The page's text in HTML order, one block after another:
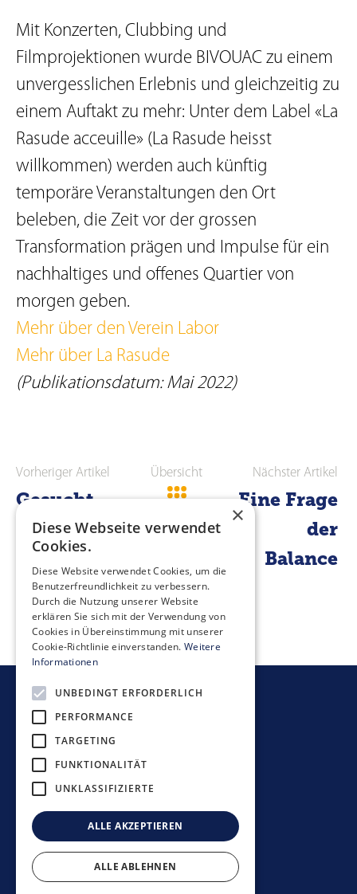
Mit Konzerten, Clubbing und
Filmprojektionen wurde BIVOUAC zu einem
unvergesslichen Erlebnis und gleichzeitig zu
einem Auftakt zu mehr: Unter dem Label «La
Rasude acceuille» (La Rasude heisst
willkommen) werden auch künftig
temporäre Veranstaltungen den Ort
beleben, die Zeit vor der grossen
Transformation prägen und Impulse für ein
nachhaltiges und offenes Quartier von
morgen geben.
Mehr über den Verein Labor
Mehr über La Rasude
(Publikationsdatum: Mai 2022)
Vorheriger Artikel
Gesucht
und
gefunden
Übersicht Nächster Artikel
Eine Frage
der
Balance
Newsletter bestellen
Datenschutzerklärung
Disclaimer
Impressum
×
Diese Webseite verwendet
Cookies.
Diese Website verwendet Cookies, um die
Benutzerfreundlichkeit zu verbessern.
Durch die Nutzung unserer Website
erklären Sie sich mit der Verwendung von
Cookies in Übereinstimmung mit unserer
Cookie-Richtlinie einverstanden. Weitere
Informationen
UNBEDINGT ERFORDERLICH
PERFORMANCE
TARGETING
FUNKTIONALITÄT
UNKLASSIFIZIERTE
ALLE AKZEPTIEREN
ALLE ABLEHNEN